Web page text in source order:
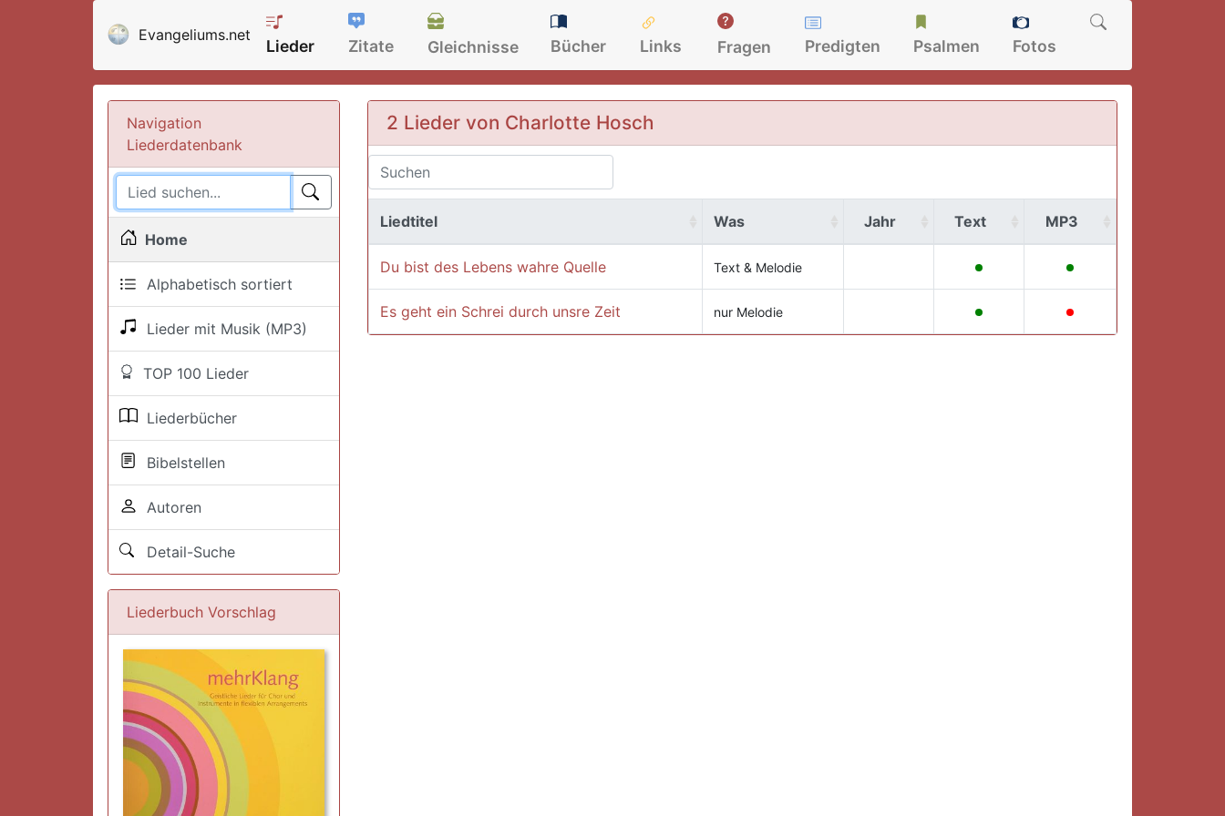
Evangeliums.net
Lieder Zitate Gleichnisse Bücher Links Fragen Predigten Psalmen Fotos
Navigation
Liederdatenbank
Home
Alphabetisch sortiert
Lieder mit Musik (MP3)
TOP 100 Lieder
Liederbücher
Bibelstellen
Autoren
Detail-Suche
Liederbuch Vorschlag
2 Lieder von Charlotte Hosch
Liedtitel Was Jahr Text MP3
Du bist des Lebens wahre Quelle Text & Melodie
Es geht ein Schrei durch unsre Zeit nur Melodie